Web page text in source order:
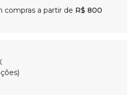
compras a partir de R$ 800